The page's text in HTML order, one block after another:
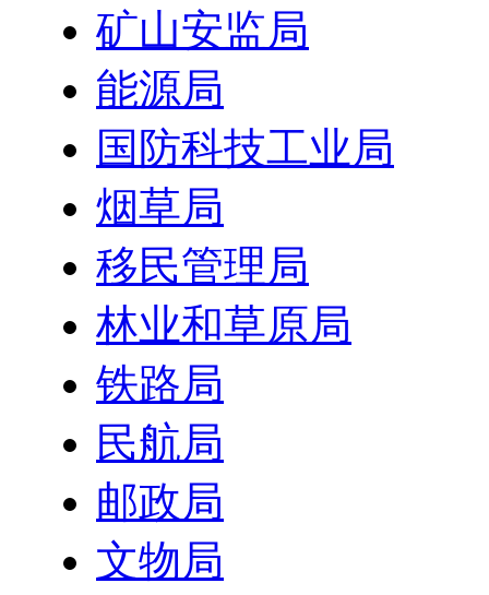
矿山安监局
能源局
国防科技工业局
烟草局
移民管理局
林业和草原局
铁路局
民航局
邮政局
文物局